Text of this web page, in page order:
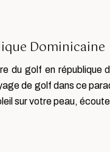
Dominicaine
du golf en république
de golf dans ce
sur votre peau,